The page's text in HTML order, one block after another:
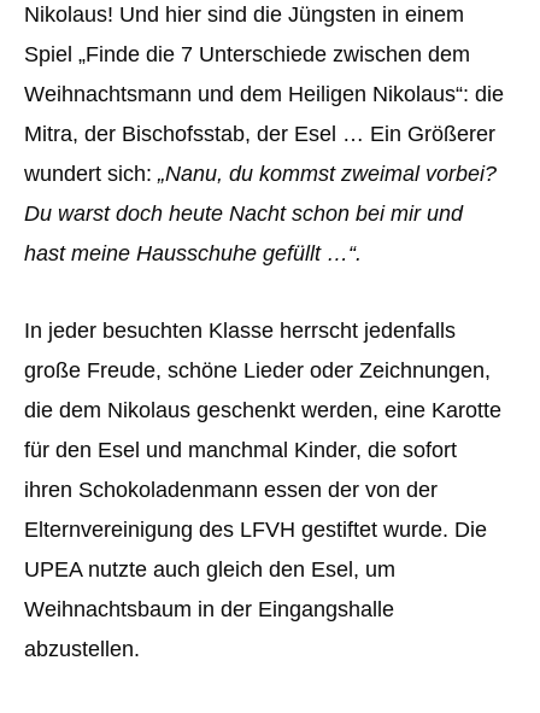
Nikolaus! Und hier sind die Jüngsten in einem
Spiel „Finde die 7 Unterschiede zwischen dem
Weihnachtsmann und dem Heiligen Nikolaus“: die
Mitra, der Bischofsstab, der Esel … Ein Größerer
wundert sich: „Nanu, du kommst zweimal vorbei?
Du warst doch heute Nacht schon bei mir und
hast meine Hausschuhe gefüllt …“.
In jeder besuchten Klasse herrscht jedenfalls
große Freude, schöne Lieder oder Zeichnungen,
die dem Nikolaus geschenkt werden, eine Karotte
für den Esel und manchmal Kinder, die sofort
ihren Schokoladenmann essen der von der
Elternvereinigung des LFVH gestiftet wurde. Die
UPEA nutzte auch gleich den Esel, um
Weihnachtsbaum in der Eingangshalle
abzustellen.